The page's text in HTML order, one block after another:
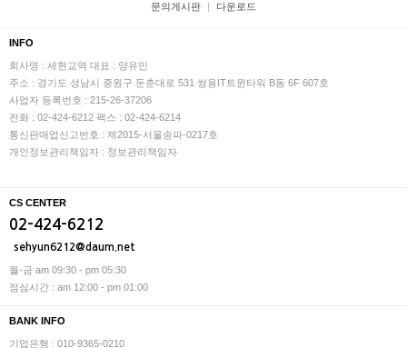
문의게시판 다운로드
INFO
회사명 : 세현교역 대표 : 양유민
주소 : 경기도 성남시 중원구 둔춘대로 531 쌍용IT트윈타워 B동 6F 607호
사업자 등록번호 : 215-26-37206
전화 : 02-424-6212 팩스 : 02-424-6214
통신판매업신고번호 : 제2015-서울송파-0217호
개인정보관리책임자 : 정보관리책임자
CS CENTER
02-424-6212
sehyun6212@daum.net
월-금 am 09:30 - pm 05:30
점심시간 : am 12:00 - pm 01:00
BANK INFO
기업은행 : 010-9365-0210